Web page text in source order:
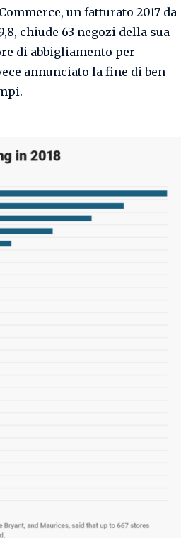
un fatturato 2017 da
chiude 63 negozi della sua
di abbigliamento per
annunciato la fine di ben